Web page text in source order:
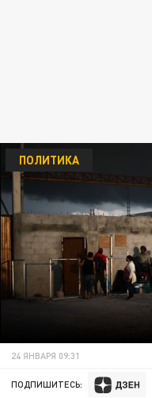
ПОЛИТИКА
24 ЯНВАРЯ 09:31
ПОДПИШИТЕСЬ: